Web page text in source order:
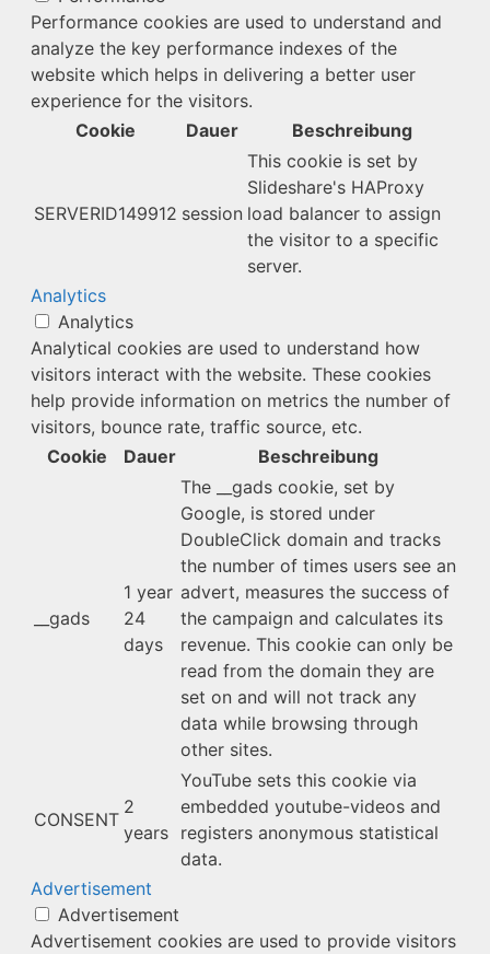
Performance cookies are used to understand and
analyze the key performance indexes of the
website which helps in delivering a better user
experience for the visitors.
Cookie
Dauer Beschreibung
SERVERID149912 session
This cookie is set by
Slideshare's HAProxy
load balancer to assign
the visitor to a specific
server.
Analytics
Analytics
Analytical cookies are used to understand how
visitors interact with the website. These cookies
help provide information on metrics the number of
visitors, bounce rate, traffic source, etc.
Cookie
Dauer Beschreibung
__gads
1 year
24
days
The __gads cookie, set by
Google, is stored under
DoubleClick domain and tracks
the number of times users see an
advert, measures the success of
the campaign and calculates its
revenue. This cookie can only be
read from the domain they are
set on and will not track any
data while browsing through
other sites.
CONSENT
2
years
YouTube sets this cookie via
embedded youtube-videos and
registers anonymous statistical
data.
Advertisement
Advertisement
Advertisement cookies are used to provide visitors